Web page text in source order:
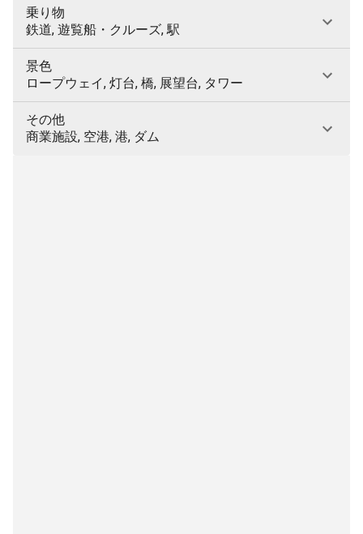
乗り物
鉄道, 遊覧船・クルーズ, 駅
景色
ロープウェイ, 灯台, 橋, 展望台, タワー
その他
商業施設, 空港, 港, ダム